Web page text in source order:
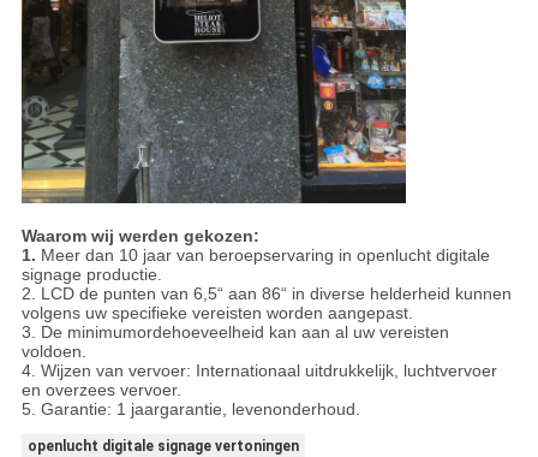
Waarom wij werden gekozen:
1. Meer dan 10 jaar van beroepservaring in openlucht digitale
signage productie.
2. LCD de punten van 6,5“ aan 86“ in diverse helderheid kunnen
volgens uw specifieke vereisten worden aangepast.
3. De minimumordehoeveelheid kan aan al uw vereisten
voldoen.
4. Wijzen van vervoer: Internationaal uitdrukkelijk, luchtvervoer
en overzees vervoer.
5. Garantie: 1 jaargarantie, levenonderhoud.
openlucht digitale signage vertoningen